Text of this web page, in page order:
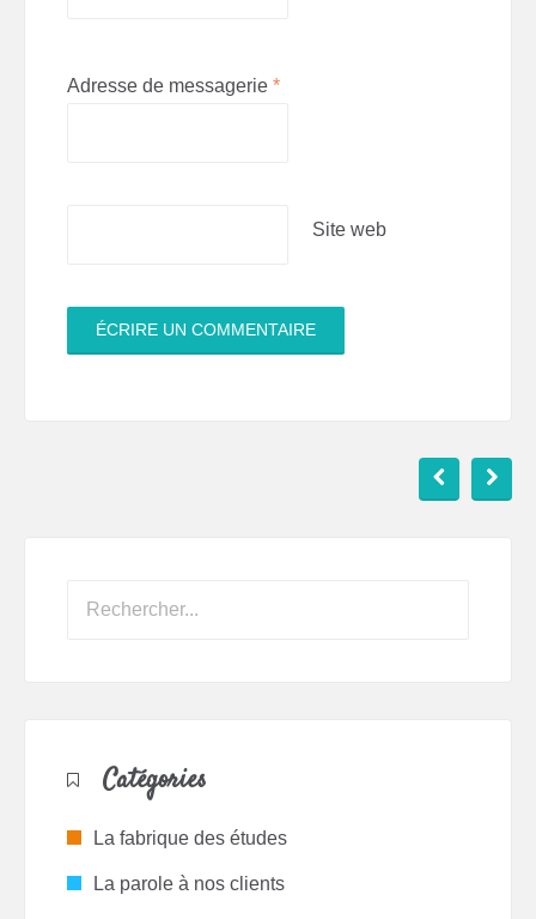
Adresse de messagerie *
Site web
Catégories
La fabrique des études
La parole à nos clients